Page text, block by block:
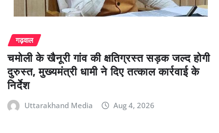
गढ़वाल
चमोली के खैनूरी गांव की क्षतिग्रस्त सड़क जल्द होगी
दुरुस्त, मुख्यमंत्री धामी ने दिए तत्काल कार्रवाई के
निर्देश
Uttarakhand Media Aug 4, 2026